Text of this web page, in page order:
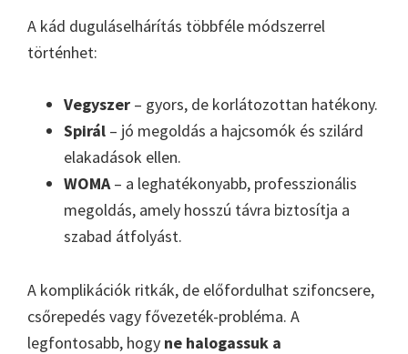
A kád duguláselhárítás többféle módszerrel
történhet:
Vegyszer – gyors, de korlátozottan hatékony.
Spirál – jó megoldás a hajcsomók és szilárd
elakadások ellen.
WOMA– a leghatékonyabb, professzionális
megoldás, amely hosszú távra biztosítja a
szabad átfolyást.
A komplikációk ritkák, de előfordulhat szifoncsere,
csőrepedés vagy fővezeték-probléma. A
legfontosabb, hogy ne halogassuk a